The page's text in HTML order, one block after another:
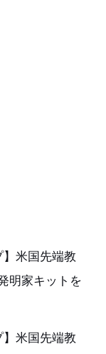
】米国先端教
明家キットを
】米国先端教